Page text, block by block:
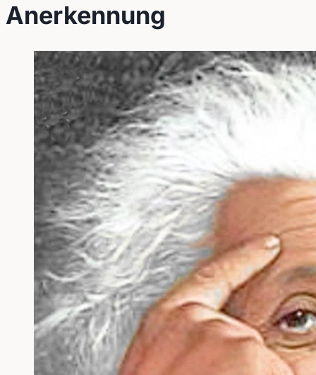
Anerkennung